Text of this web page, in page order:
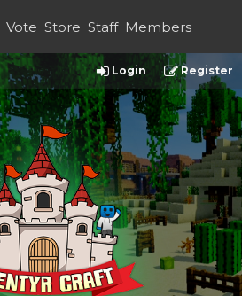
Vote Store Staff Members
Login Register